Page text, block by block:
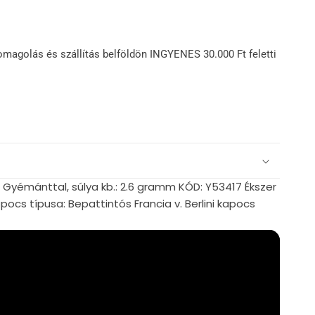
és szállítás belföldön INGYENES 30.000 Ft feletti
súlya kb.: 2.6 gramm KÓD: Y53417 Ékszer
típusa: Bepattintós Francia v. Berlini kapocs